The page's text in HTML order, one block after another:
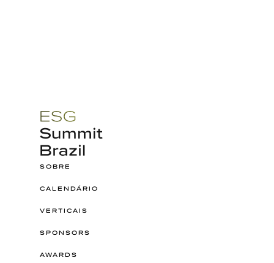
SOBRE
CALENDÁRIO
VERTICAIS
SPONSORS
AWARDS